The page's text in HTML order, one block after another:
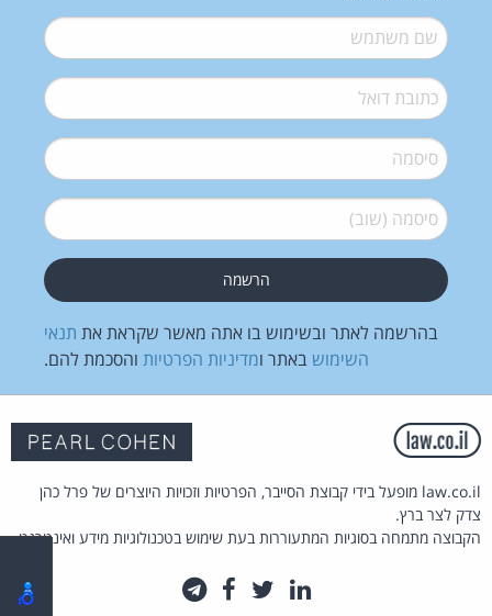
שם משתמש*
דואל*
סיסמה*
סיסמה (שוב)*
בהרשמה לאתר ובשימוש בו אתה מאשר שקראת את תנאי
השימוש באתר ומדיניות הפרטיות והסכמת להם.
law.co.il מופעל בידי קבוצת הסייבר, הפרטיות וזכויות היוצרים של פרל כהן
צדק לצר ברץ.
הקבוצה מתמחה בסוגיות המתעוררות בעת שימוש בטכנולוגיות מידע ואינטרנט.
לינקדאין
טוויטרפייסבוק